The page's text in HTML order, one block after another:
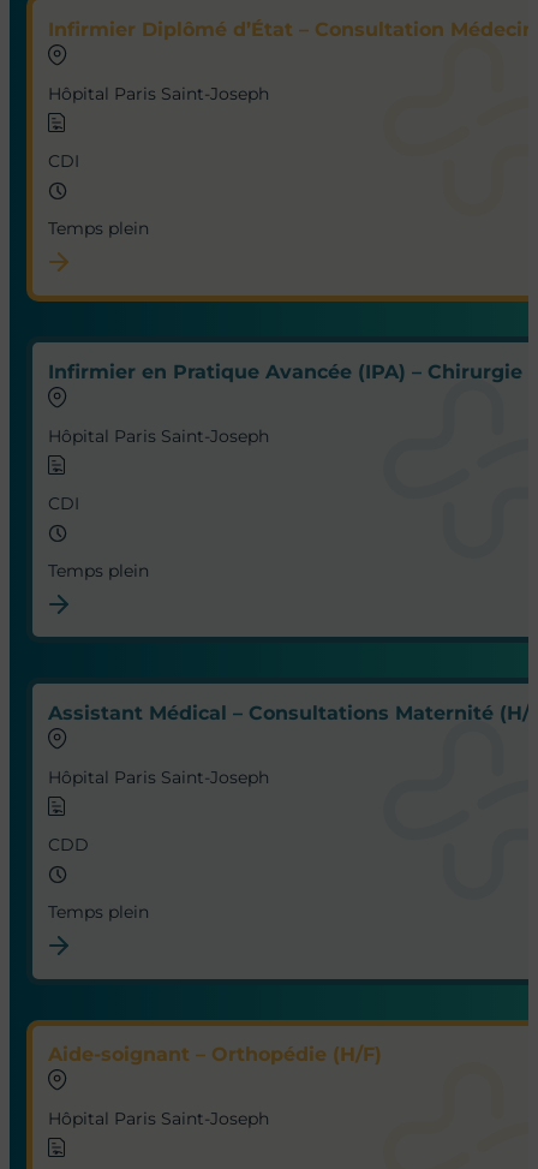
Infirmier Diplômé d’État – Consultation
Hôpital Paris Saint-Joseph
CDI
Temps plein
Infirmier en Pratique Avancée (IPA) – Chirurgie
Hôpital Paris Saint-Joseph
CDI
Temps plein
Assistant Médical – Consultations Maternité (H/
Hôpital Paris Saint-Joseph
CDD
Temps plein
Aide-soignant – Orthopédie (H/F)
Hôpital Paris Saint-Joseph